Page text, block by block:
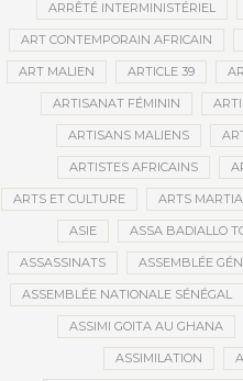
ARRÊTÉ INTERMINISTÉRIEL
ART CONTEMPORAIN AFRICAIN
ART MALIEN ARTICLE 39
ARTISANAT FÉMININ
ARTISANS MALIENS
ARTISTES AFRICAINS
ARTS ET CULTURE ARTS
ASIE ASSA BADIALLO
ASSASSINATS ASSEMBLÉE
ASSEMBLÉE NATIONALE SÉNÉGAL
ASSIMI GOITA AU GHANA
ASSIMILATION